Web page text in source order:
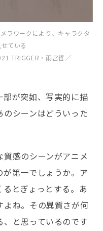
ラワークにより、キャラクタ
ている
TRIGGER・雨宮哲／
が突如、写実的に描
シーンはどういった
質感のシーンがアニメ
第一でしょうか。ア
とぎょっとする。あ
よね。その異質さが何
と思っているのです